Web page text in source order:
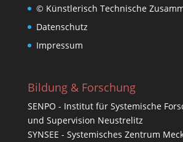
© Künstlerisch Technische
Datenschutz
Impressum
Bildung & Forschung
SENPO - Institut für Systemische
und Supervision Neustrelitz
SYNSEE - Systemisches Zentrum